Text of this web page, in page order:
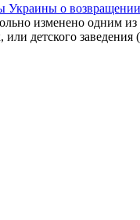
Украины о
изменено одним
детского